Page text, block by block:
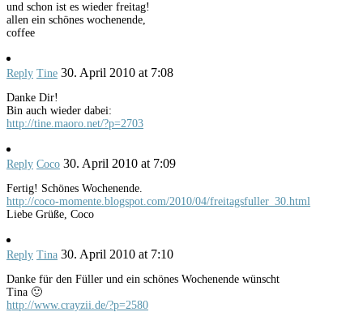
und schon ist es wieder freitag!
allen ein schönes wochenende,
coffee
Reply Tine 30. April 2010 at 7:08
Danke Dir!
Bin auch wieder dabei:
http://tine.maoro.net/?p=2703
Reply Coco 30. April 2010 at 7:09
Fertig! Schönes Wochenende.
http://coco-momente.blogspot.com/2010/04/freitagsfuller_30.html
Liebe Grüße, Coco
Reply Tina 30. April 2010 at 7:10
Danke für den Füller und ein schönes Wochenende wünscht
Tina 🙂
http://www.crayzii.de/?p=2580